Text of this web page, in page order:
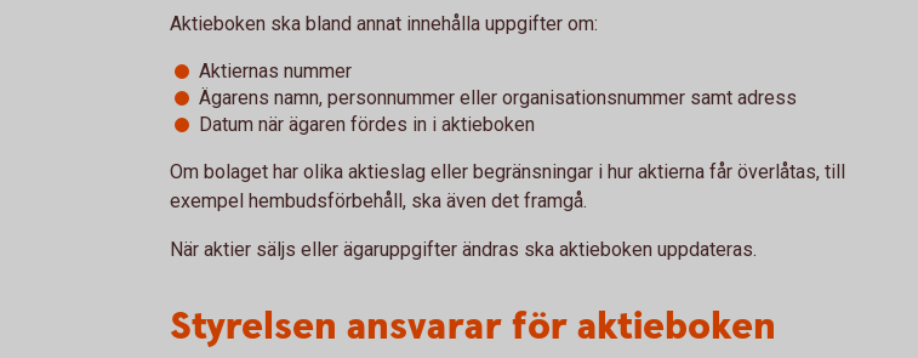
Aktieboken ska bland annat innehålla uppgifter om:
Aktiernas nummer
Ägarens namn, personnummer eller organisationsnummer samt adress
Datum när ägaren fördes in i aktieboken
Om bolaget har olika aktieslag eller begränsningar i hur aktierna får överlåtas, till
exempel hembudsförbehåll, ska även det framgå.
När aktier säljs eller ägaruppgifter ändras ska aktieboken uppdateras.
Styrelsen ansvarar för aktieboken